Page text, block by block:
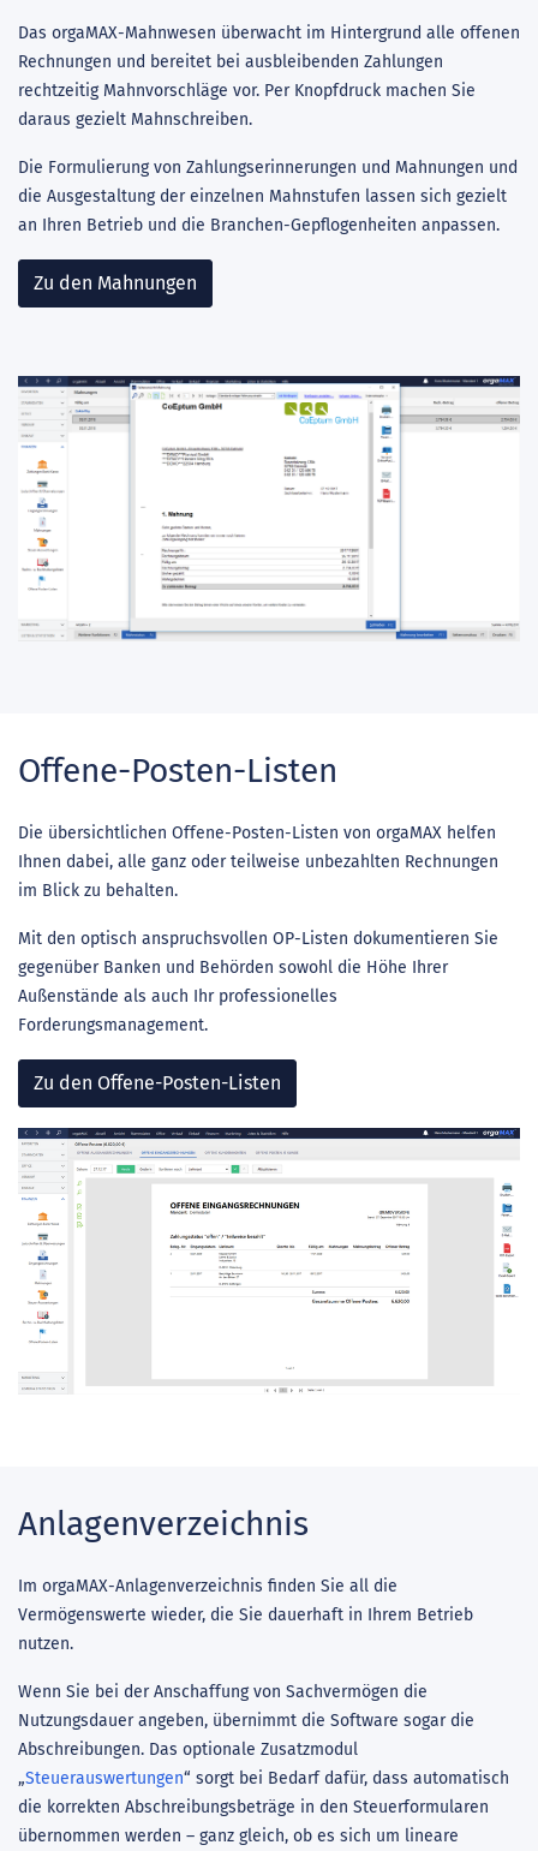
Das orgaMAX-Mahnwesen überwacht im Hintergrund alle offenen
Rechnungen und bereitet bei ausbleibenden Zahlungen
rechtzeitig Mahnvorschläge vor. Per Knopfdruck machen Sie
daraus gezielt Mahnschreiben.
Die Formulierung von Zahlungserinnerungen und Mahnungen und
die Ausgestaltung der einzelnen Mahnstufen lassen sich gezielt
an Ihren Betrieb und die Branchen-Gepflogenheiten anpassen.
Zu den Mahnungen
Offene-Posten-Listen
Die übersichtlichen Offene-Posten-Listen von orgaMAX helfen
Ihnen dabei, alle ganz oder teilweise unbezahlten Rechnungen
im Blick zu behalten.
Mit den optisch anspruchsvollen OP-Listen dokumentieren Sie
gegenüber Banken und Behörden sowohl die Höhe Ihrer
Außenstände als auch Ihr professionelles
Forderungsmanagement.
Zu den Offene-Posten-Listen
Anlagenverzeichnis
Im orgaMAX-Anlagenverzeichnis finden Sie all die
Vermögenswerte wieder, die Sie dauerhaft in Ihrem Betrieb
nutzen.
Wenn Sie bei der Anschaffung von Sachvermögen die
Nutzungsdauer angeben, übernimmt die Software sogar die
Abschreibungen. Das optionale Zusatzmodul
„Steuerauswertungen“ sorgt bei Bedarf dafür, dass automatisch
die korrekten Abschreibungsbeträge in den Steuerformularen
übernommen werden – ganz gleich, ob es sich um lineare